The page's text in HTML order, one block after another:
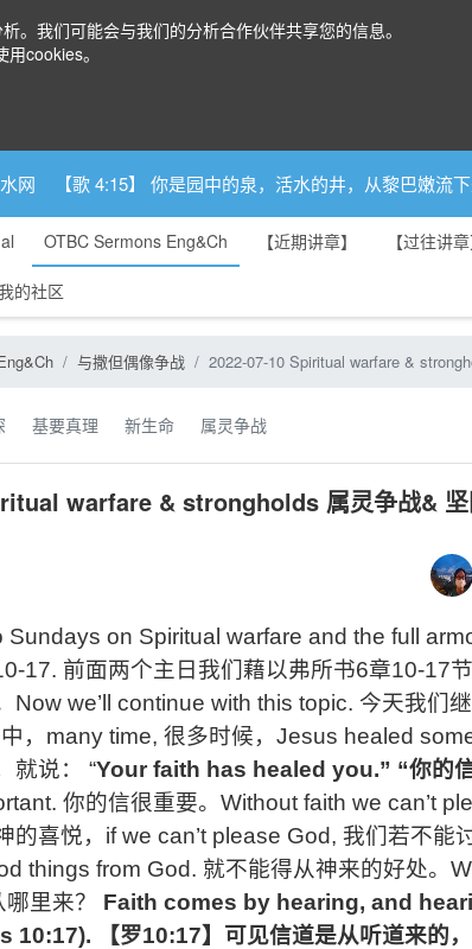
。我们可能会与我们的分析合作伙伴共享您的信息。
cookies。
网 【歌 4:15】 你是园中的泉，活水的井，从黎巴嫩流下
OTBC Sermons Eng&Ch 【近期讲章】 【过往讲章
的社区
与撒但偶像争战 2022-07-10 Spiritual warfare &
基要真理 新生命 属灵争战
warfare & strongholds 属灵争战& 坚
Sundays on Spiritual warfare and the full
17. 前面两个主日我们藉以弗所书6章10-17
Now we’ll continue with this topic. 今天我们
， many time, 很多时候， Jesus healed
就说：
“Your faith has healed you.” “你的
你的信很重要。 Without faith we can’t
的喜悦， if we can’t please God, 我们若不能
things from God. 就不能得从神来的好处。
里来？
Faith comes by hearing, and
10:17).
【罗10:17】可见信道是从听道来的